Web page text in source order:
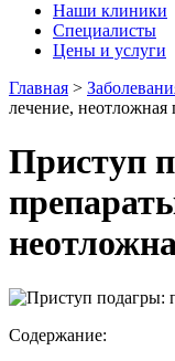
Наши клиники
Специалисты
Цены и услуги
Главная >
лечение,
Приступ
Содержание: